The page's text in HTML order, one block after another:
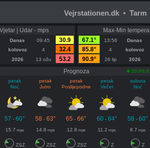
Vejrstationen.dk • Tarm
| Udar - mps
Danas 09:45
30.9
kolovoz 4
32.4
2026 13 ožu 53.2
Max-Min
67.1°
13:56 Danas
85.8°
4 kolovoz
90.9°
26 lip 2026
Prognoza
petak
Noć
petak
Jutro
petak
Poslijepodne
petak
Večer
subota
Noć
57 - 60° 58- 63° 65 - 66° 60- 64° 58 - 60°
15.7 mps 14.8 mps 12.8 mps 11.2 mps 8.7 mps
ZSZ ZSZ ZSZ Z Z